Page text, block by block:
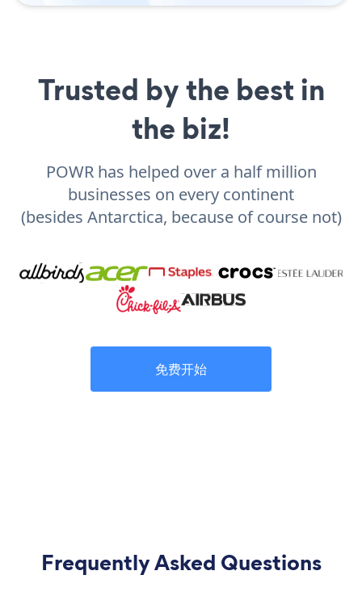
Trusted by the best in
the biz!
POWR has helped over a half million
businesses on every continent
(besides Antarctica, because of course not)
免费开始
Frequently Asked Questions